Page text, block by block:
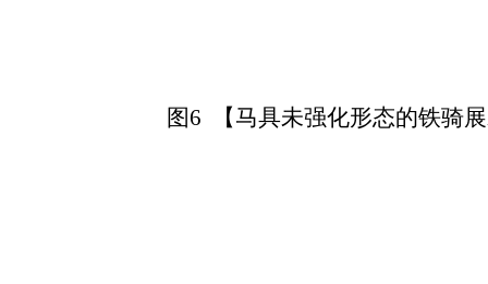
图6 【马具未强化形态的铁骑